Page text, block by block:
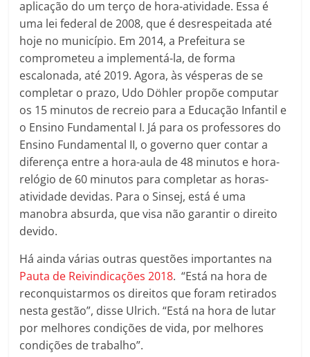
aplicação do um terço de hora-atividade. Essa é
uma lei federal de 2008, que é desrespeitada até
hoje no município. Em 2014, a Prefeitura se
comprometeu a implementá-la, de forma
escalonada, até 2019. Agora, às vésperas de se
completar o prazo, Udo Döhler propõe computar
os 15 minutos de recreio para a Educação Infantil e
o Ensino Fundamental I. Já para os professores do
Ensino Fundamental II, o governo quer contar a
diferença entre a hora-aula de 48 minutos e hora-
relógio de 60 minutos para completar as horas-
atividade devidas. Para o Sinsej, está é uma
manobra absurda, que visa não garantir o direito
devido.
Há ainda várias outras questões importantes na
Pauta de Reivindicações 2018. “Está na hora de
reconquistarmos os direitos que foram retirados
nesta gestão”, disse Ulrich. “Está na hora de lutar
por melhores condições de vida, por melhores
condições de trabalho”.